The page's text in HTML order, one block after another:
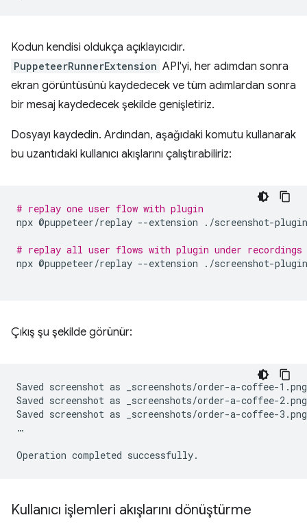
Kodun kendisi oldukça açıklayıcıdır.
PuppeteerRunnerExtension API'yi, her adımdan sonra
ekran görüntüsünü kaydedecek ve tüm adımlardan sonra
bir mesaj kaydedecek şekilde genişletiriz.
Dosyayı kaydedin. Ardından, aşağıdaki komutu kullanarak
bu uzantıdaki kullanıcı akışlarını çalıştırabiliriz:
# replay one user flow with plugin
npx @puppeteer/replay --extension ./screenshot-
# replay all user flows with plugin under
npx @puppeteer/replay --extension ./screenshot-
Çıkış şu şekilde görünür:
Saved screenshot as
_screenshots/order-a-coffee-1.png
Saved screenshot as
_screenshots/order-a-coffee-2.png
Saved screenshot as
_screenshots/order-a-coffee-3.png
…
Operation completed
Kullanıcı işlemleri akışlarını dönüştürme